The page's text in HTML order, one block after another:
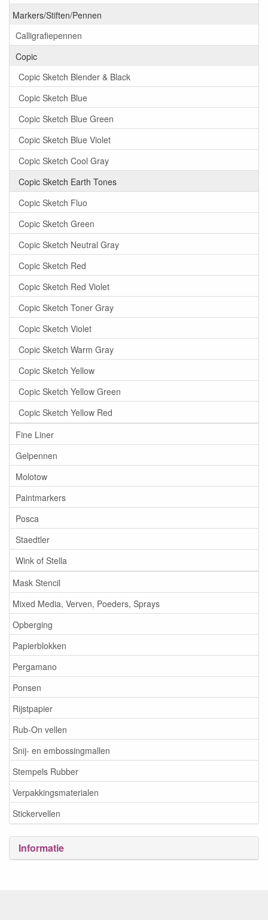
Markers/Stiften/Pennen
Calligrafiepennen
Copic
Copic Sketch Blender & Black
Copic Sketch Blue
Copic Sketch Blue Green
Copic Sketch Blue Violet
Copic Sketch Cool Gray
Copic Sketch Earth Tones
Copic Sketch Fluo
Copic Sketch Green
Copic Sketch Neutral Gray
Copic Sketch Red
Copic Sketch Red Violet
Copic Sketch Toner Gray
Copic Sketch Violet
Copic Sketch Warm Gray
Copic Sketch Yellow
Copic Sketch Yellow Green
Copic Sketch Yellow Red
Fine Liner
Gelpennen
Molotow
Paintmarkers
Posca
Staedtler
Wink of Stella
Mask Stencil
Mixed Media, Verven, Poeders, Sprays
Opberging
Papierblokken
Pergamano
Ponsen
Rijstpapier
Rub-On vellen
Snij- en embossingmallen
Stempels Rubber
Verpakkingsmaterialen
Stickervellen
Informatie